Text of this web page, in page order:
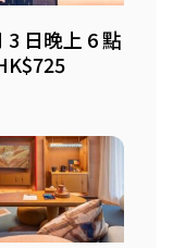
3 日晚上 6 點